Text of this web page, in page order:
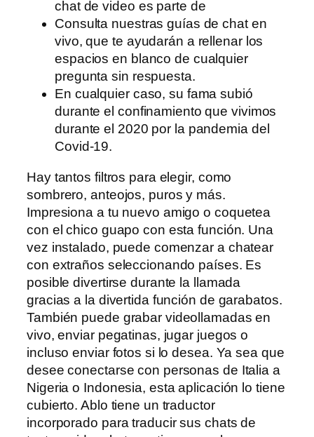
chat de video es parte de
Consulta nuestras guías de chat en
vivo, que te ayudarán a rellenar los
espacios en blanco de cualquier
pregunta sin respuesta.
En cualquier caso, su fama subió
durante el confinamiento que vivimos
durante el 2020 por la pandemia del
Covid-19.
Hay tantos filtros para elegir, como
sombrero, anteojos, puros y más.
Impresiona a tu nuevo amigo o coquetea
con el chico guapo con esta función. Una
vez instalado, puede comenzar a chatear
con extraños seleccionando países. Es
posible divertirse durante la llamada
gracias a la divertida función de garabatos.
También puede grabar videollamadas en
vivo, enviar pegatinas, jugar juegos o
incluso enviar fotos si lo desea. Ya sea que
desee conectarse con personas de Italia a
Nigeria o Indonesia, esta aplicación lo tiene
cubierto. Ablo tiene un traductor
incorporado para traducir sus chats de